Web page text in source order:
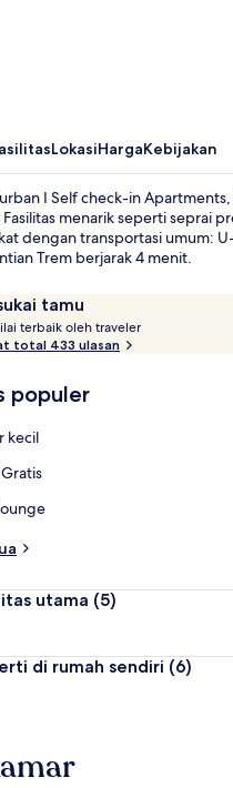
LokasiHargaKebijakan
urban I Self check-in
menarik seperti seprai
dengan transportasi umum:
Trem berjarak 4 menit.
tamu
terbaik oleh traveler
i
l
total 433 ulasan
populer
kecil
utama (5)
di rumah sendiri (6)